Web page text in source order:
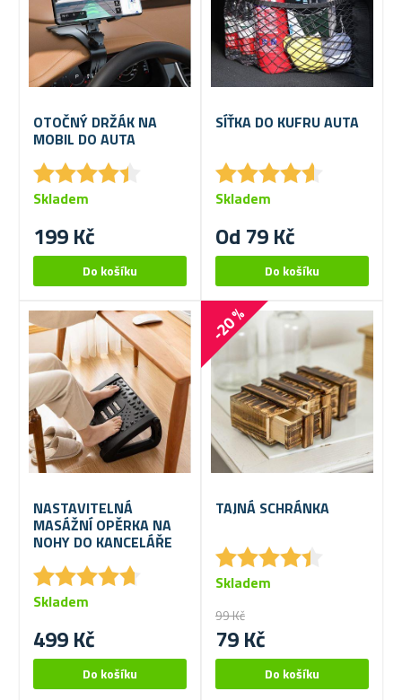
OTOČNÝ DRŽÁK NA
MOBIL DO AUTA
★★★★★
★★★★★
199 Kč
Skladem
SÍŤKA DO KUFRU AUTA
★★★★★
★★★★★
Od 79 Kč
Skladem
NASTAVITELNÁ
MASÁŽNÍ OPĚRKA NA
NOHY DO KANCELÁŘE
★★★★★
★★★★★
499 Kč
Skladem
-20 %
TAJNÁ SCHRÁNKA
★★★★★
★★★★★
99 Kč
79 Kč
Skladem